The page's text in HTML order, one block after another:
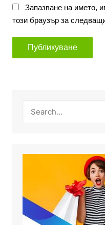
Запазване на името,
този браузър за